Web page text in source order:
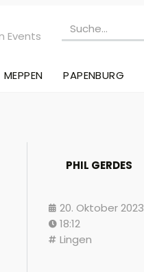
Events
MEPPEN PAPENBURG
PHIL GERDES
20. Oktober 2023
18:12
Lingen